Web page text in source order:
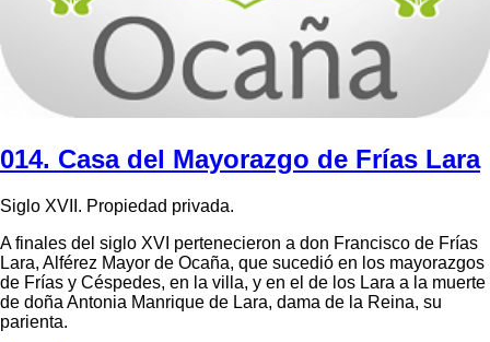
014. Casa del Mayorazgo de Frías Lara
Siglo XVII. Propiedad privada.
A finales del siglo XVI pertenecieron a don Francisco de Frías
Lara, Alférez Mayor de Ocaña, que sucedió en los mayorazgos
de Frías y Céspedes, en la villa, y en el de los Lara a la muerte
de doña Antonia Manrique de Lara, dama de la Reina, su
parienta.